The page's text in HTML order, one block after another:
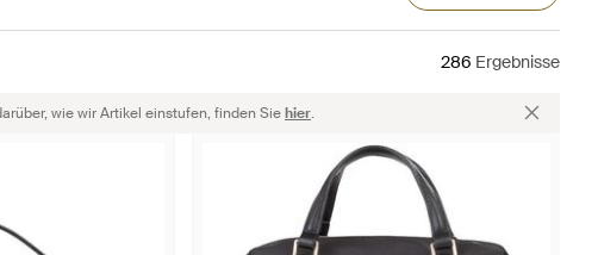
286 Ergebnisse
wie wir Artikel einstufen, finden Siehier.